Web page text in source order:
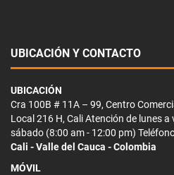
UBICACIÓN Y CONTACTO
UBICACIÓN
Cra 100B # 11A – 99, Centro
Local 216 H, Cali Atención de lunes
sábado (8:00 am - 12:00 pm)
Cali - Valle del Cauca - Colombia
MÓVIL